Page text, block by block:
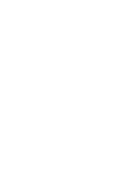
Commander RE- ja
takapukissa
iskunvaimmenninta.
säädettävissä
Standard ja Sport)
vaimentimen